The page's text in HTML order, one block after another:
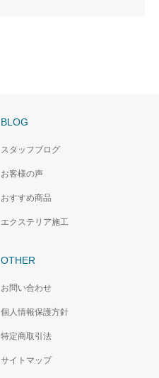
BLOG
スタッフブログ
お客様の声
おすすめ商品
エクステリア施工
OTHER
お問い合わせ
個人情報保護方針
特定商取引法
サイトマップ